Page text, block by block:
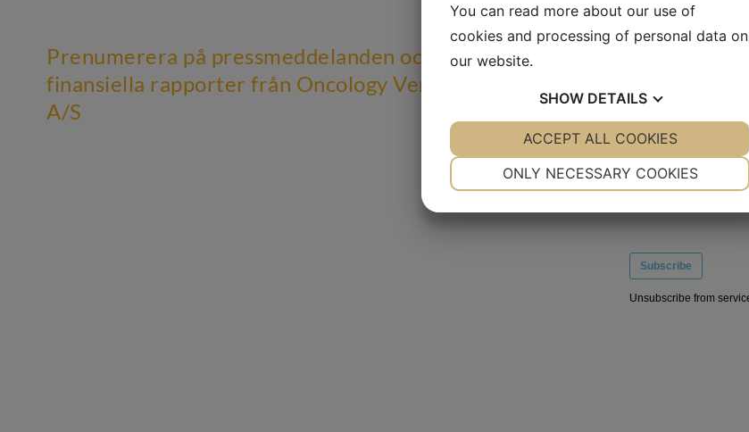
Prenumerera på pressmeddelanden och
finansiella rapporter från Oncology Venture
A/S
You can read more about our use of
cookies and processing of personal data on
our website.
SHOW DETAILS
YES NO YES NO
ONLY NECESSARY COOKIES
ACCEPT ALL COOKIES